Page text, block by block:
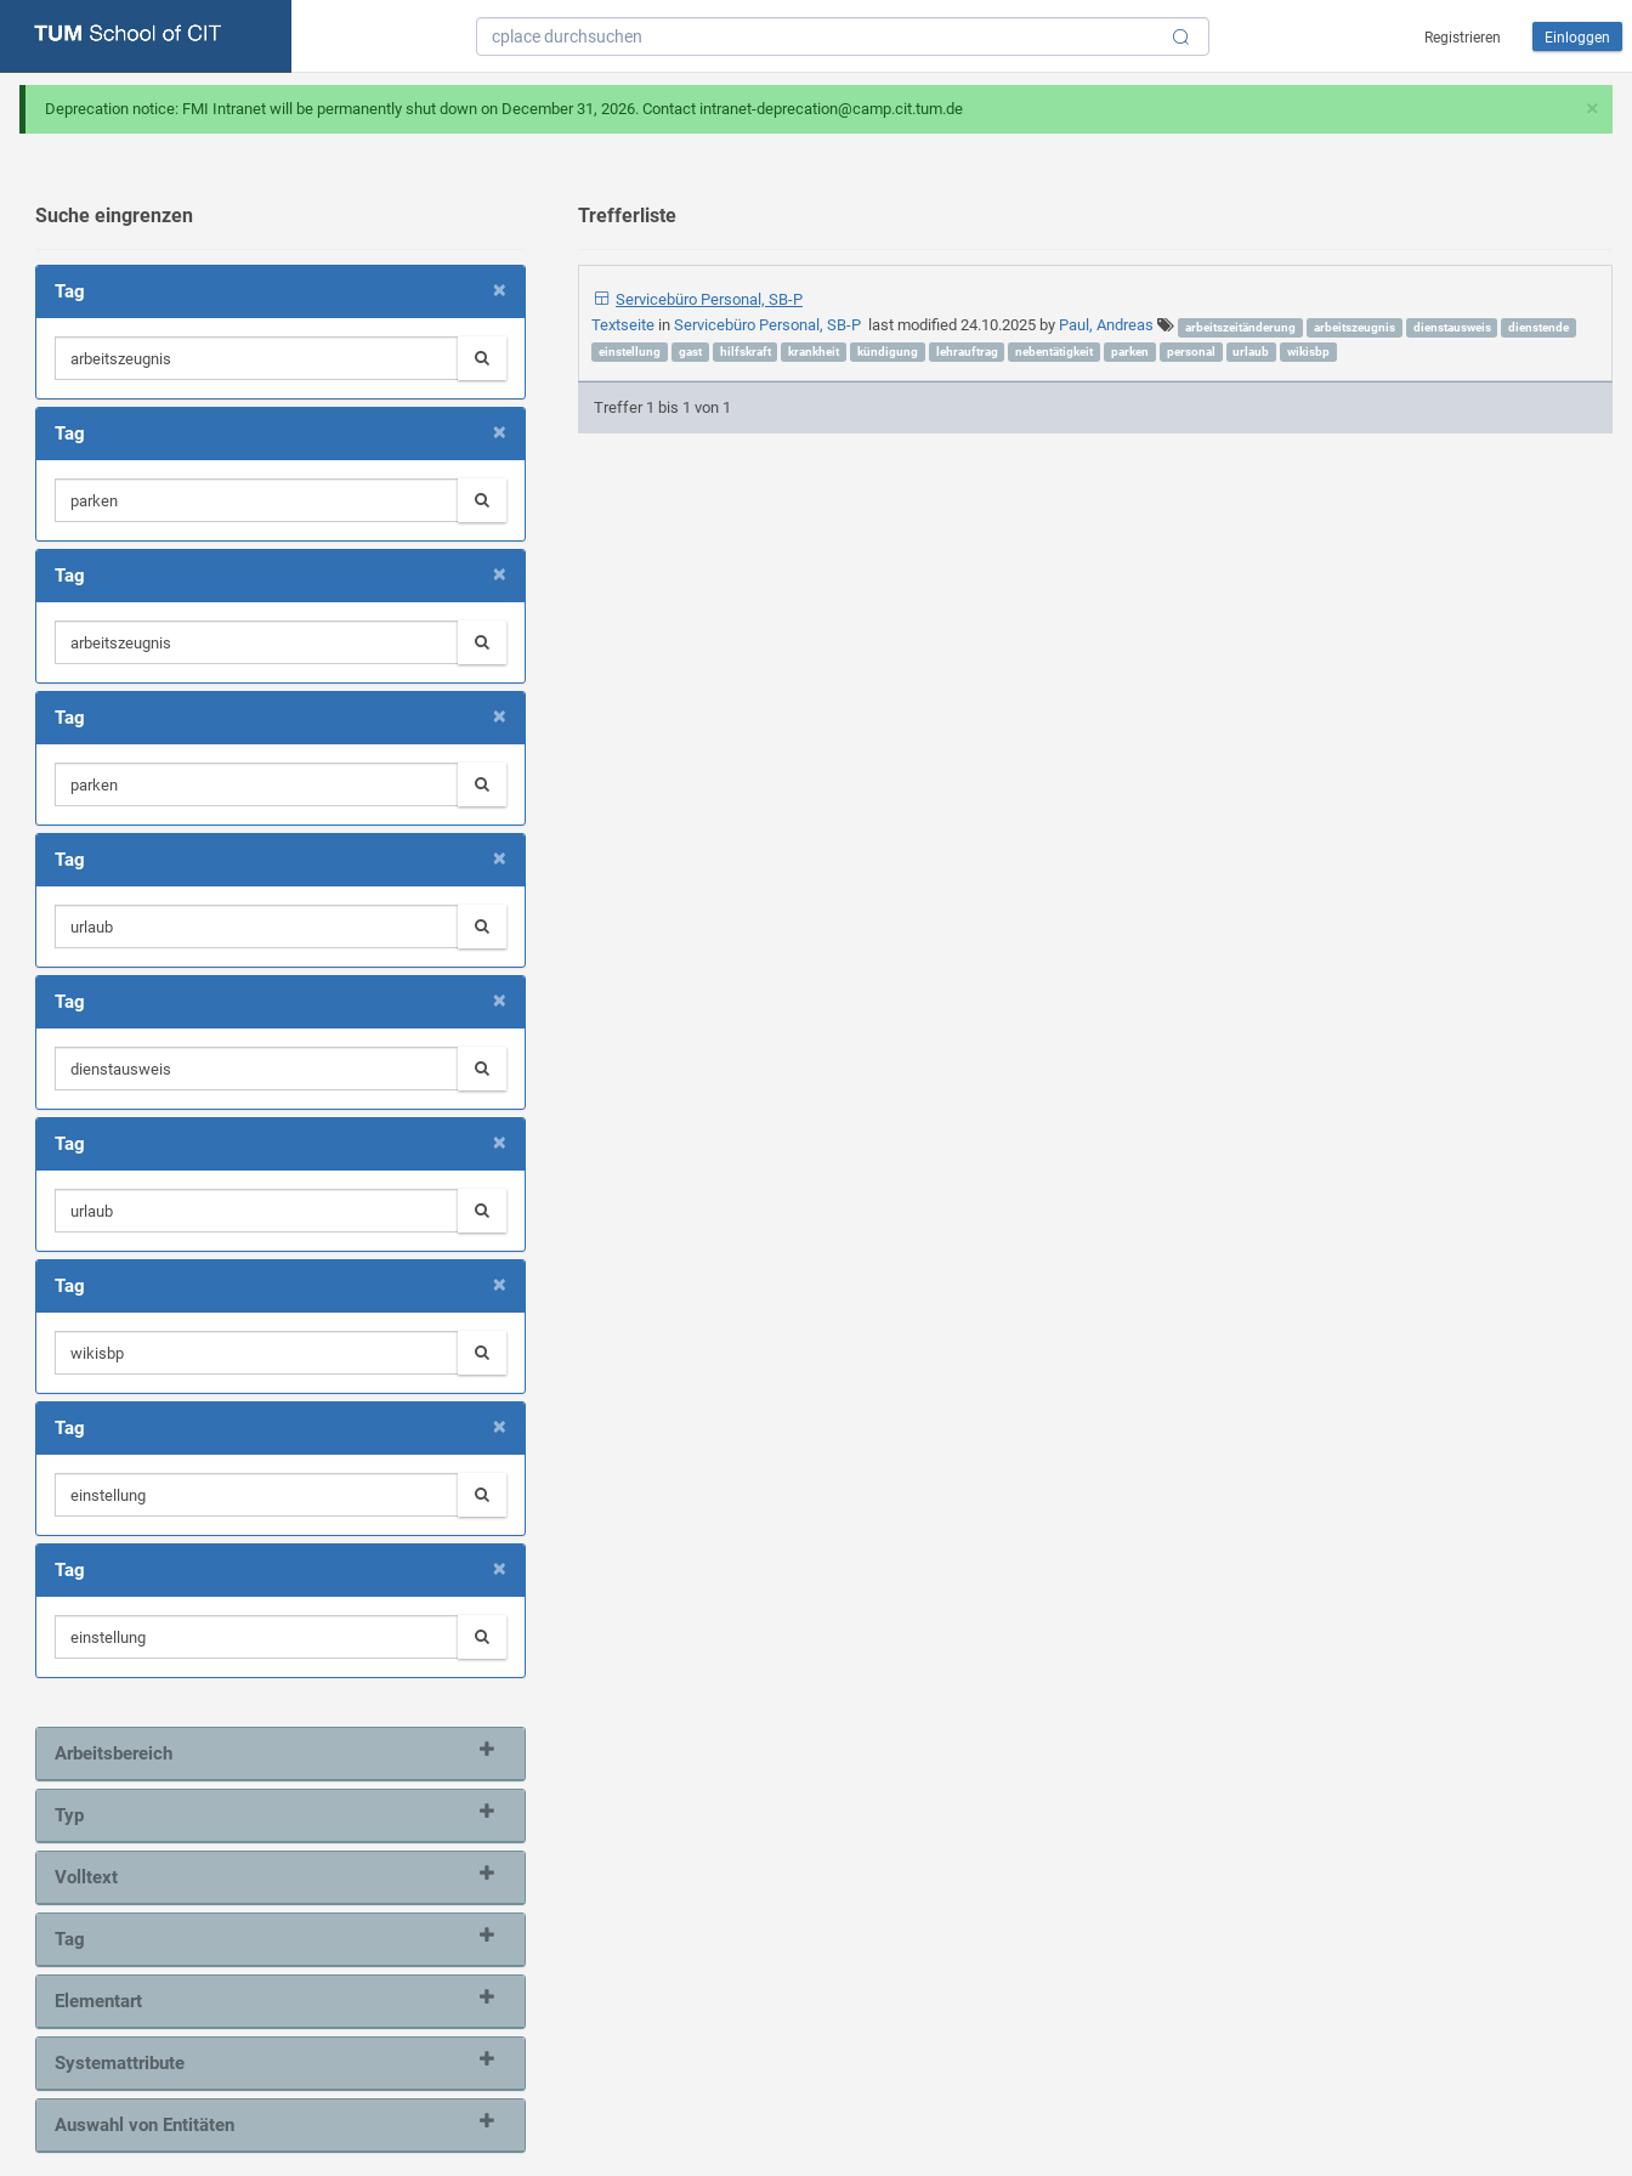
Registrieren Einloggen
×
Deprecation notice: FMI Intranet will be permanently shut down on December 31, 2026. Contact intranet-deprecation@camp.cit.tum.de
Suche eingrenzen
×
Tag
×
Tag
×
Tag
×
Tag
×
Tag
×
Tag
×
Tag
×
Tag
×
Tag
×
Tag
Arbeitsbereich
Typ
Volltext
Tag
Elementart
Systemattribute
Auswahl von Entitäten
Trefferliste
Servicebüro Personal, SB-P
Textseite inServicebüro Personal, SB-P last modified24.10.2025 by Paul, Andreas arbeitszeitänderung arbeitszeugnis dienstausweis
dienstende
einstellung
gast hilfskraft krankheit kündigung lehrauftrag nebentätigkeit parken personal urlaub wikisbp
Treffer 1 bis 1 von 1